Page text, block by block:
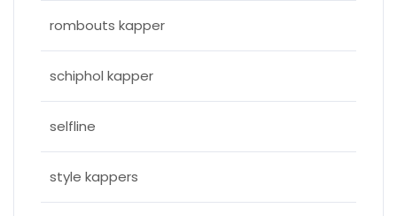
rombouts kapper
schiphol kapper
selfline
style kappers